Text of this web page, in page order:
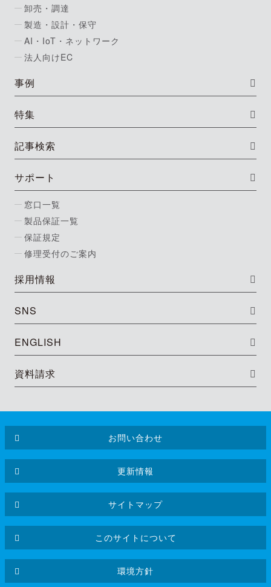
卸売・調達
製造・設計・保守
AI・IoT・ネットワーク
法人向けEC
事例
特集
記事検索
サポート
窓口一覧
製品保証一覧
保証規定
修理受付のご案内
採用情報
SNS
ENGLISH
資料請求
お問い合わせ
更新情報
サイトマップ
このサイトについて
環境方針